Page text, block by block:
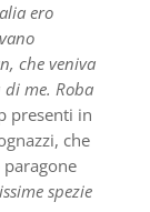
ero
che veniva
me. Roba
presenti in
che
spezie